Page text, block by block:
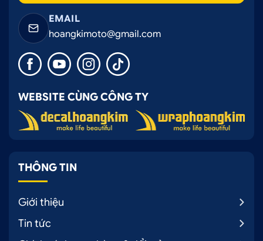
EMAIL
hoangkimoto@gmail.com
WEBSITE CÙNG CÔNG TY
THÔNG TIN
Giới thiệu
Tin tức